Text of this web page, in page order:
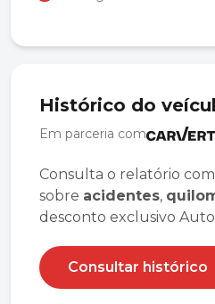
Histórico do
Em parceria com
Consulta o relatório
sobre acidentes,
desconto exclusivo
Consultar histórico